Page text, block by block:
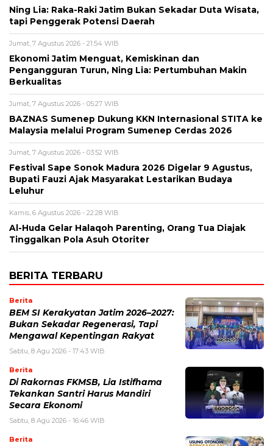
Ning Lia: Raka-Raki Jatim Bukan Sekadar Duta Wisata,
tapi Penggerak Potensi Daerah
Jumat, 7 Agustus 2026 - 21:54 WIB
Ekonomi Jatim Menguat, Kemiskinan dan
Pengangguran Turun, Ning Lia: Pertumbuhan Makin
Berkualitas
Jumat, 7 Agustus 2026 - 05:27 WIB
BAZNAS Sumenep Dukung KKN Internasional STITA ke
Malaysia melalui Program Sumenep Cerdas 2026
Jumat, 7 Agustus 2026 - 03:52 WIB
Festival Sape Sonok Madura 2026 Digelar 9 Agustus,
Bupati Fauzi Ajak Masyarakat Lestarikan Budaya
Leluhur
Kamis, 6 Agustus 2026 - 22:28 WIB
Al-Huda Gelar Halaqoh Parenting, Orang Tua Diajak
Tinggalkan Pola Asuh Otoriter
BERITA TERBARU
Berita
BEM SI Kerakyatan Jatim 2026–2027:
Bukan Sekadar Regenerasi, Tapi
Mengawal Kepentingan Rakyat
Sabtu, 8 Agu 2026 - 17:43 WIB
Berita
Di Rakornas FKMSB, Lia Istifhama
Tekankan Santri Harus Mandiri
Secara Ekonomi
Sabtu, 8 Agu 2026 - 16:46 WIB
Berita